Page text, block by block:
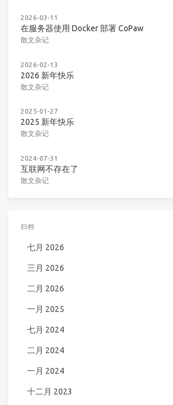
2026-03-11
在服务器使用 Docker 部署 CoPaw
散文杂记
2026-02-13
2026 新年快乐
散文杂记
2025-01-27
2025 新年快乐
散文杂记
2024-07-31
互联网不存在了
散文杂记
归档
七月 2026
三月 2026
二月 2026
一月 2025
七月 2024
二月 2024
一月 2024
十二月 2023